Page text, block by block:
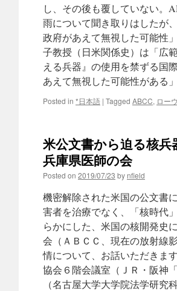
し、その後も覆していない。
雨について聞き取りはしたが
政府があえて無視した可能
子教授（日米関係史）は「広
える兵器』の使用を禁ずる国
あえて無視した可能性がある
Posted in *日本語 | Tagged ABCC, ロー
米公文書から迫る核
兵庫県医師の会
Posted on 2019/07/23 by nfield
機密解除された米国の公文書
害者を治療でなく、「核時代
らかにした、米国の核開発史
会（ＡＢＣＣ、現在の放射線
情について、お話いただきま
協会６階会議室（ＪＲ・阪神
（名古屋大学大学院法学研